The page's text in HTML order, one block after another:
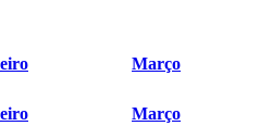
Março
Março